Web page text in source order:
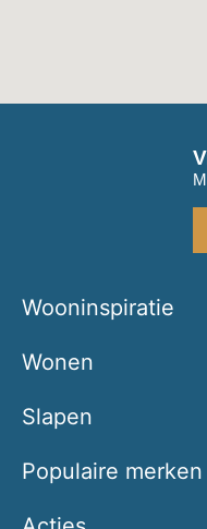
Wooninspiratie
Wonen
Slapen
Populaire merken